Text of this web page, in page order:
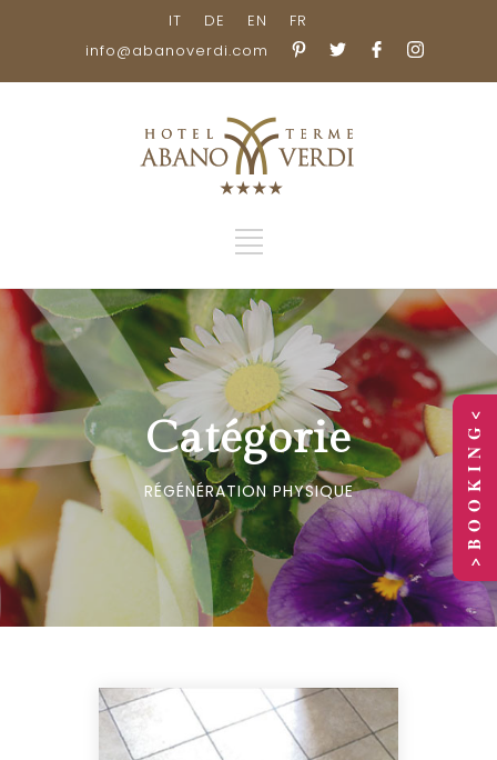
IT DE EN
FR
info@abanoverdi.com
Catégorie
RÉGÉNÉRATION PHYSIQUE > B O O K I N G <